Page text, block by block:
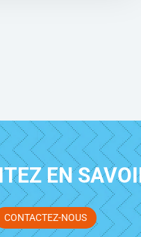
EN
CONTACTEZ-NOUS